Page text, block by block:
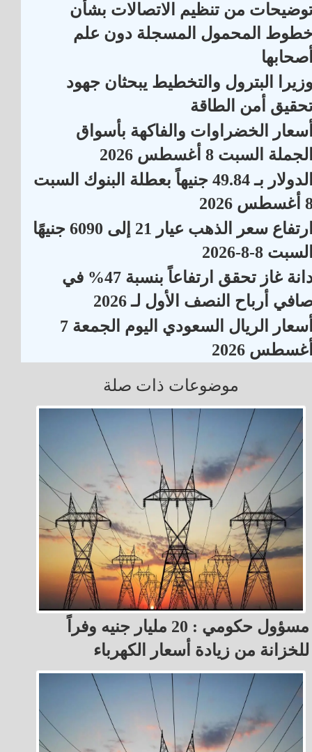
من تنظيم الاتصالات بشأن
المحمول المسجلة دون علم
البترول والتخطيط يبحثان جهود
أمن الطاقة
الخضراوات والفاكهة بأسواق
السبت 8 أغسطس 2026
الدولار بـ 49.84 جنيهاً بعطلة البنوك السبت
2026
ارتفاع سعر الذهب عيار 21 إلى 6090 جنيهًا
8-8-2026
دانة غاز تحقق ارتفاعاً بنسبة 47% في
أرباح النصف الأول لـ 2026
أسعار الريال السعودي اليوم الجمعة 7
2026
موضوعات ذات صلة
مسؤول حكومي : 20 مليار جنيه وفراً
للخزانة من زيادة أسعار الكهرباء